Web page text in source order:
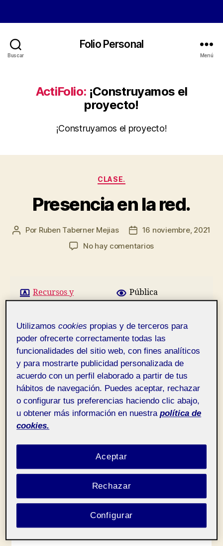
Buscar
Folio Personal
Menú
ActiFolio: ¡Construyamos el
proyecto!
¡Construyamos el proyecto!
Categorías
CLASE.
Presencia en la red.
Autor
Por Ruben Taberner Mejias
Fecha16 noviembre, 2021
No hay comentariosen
red.
Recursos y
comunidades digitales
Pública
Utilizamoscookies propias y de terceros para
poder ofrecerte correctamente todas las
funcionalidades del sitio web, con fines analíticos
y para mostrarte publicidad personalizada de
acuerdo con un perfil elaborado a partir de tus
hábitos de navegación. Puedes aceptar, rechazar
o configurar tus preferencias haciendo clic abajo,
u obtener más información en nuestra política de
cookies.
Rechazar
Aceptar
Configurar